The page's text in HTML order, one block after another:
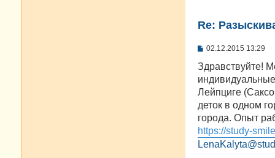
Re:
С
о
б
щ
е
и
е
02.12.2015 13:29
Здравствуйте!
Лейпциге
деток в одном
города. Опыт
https://study-